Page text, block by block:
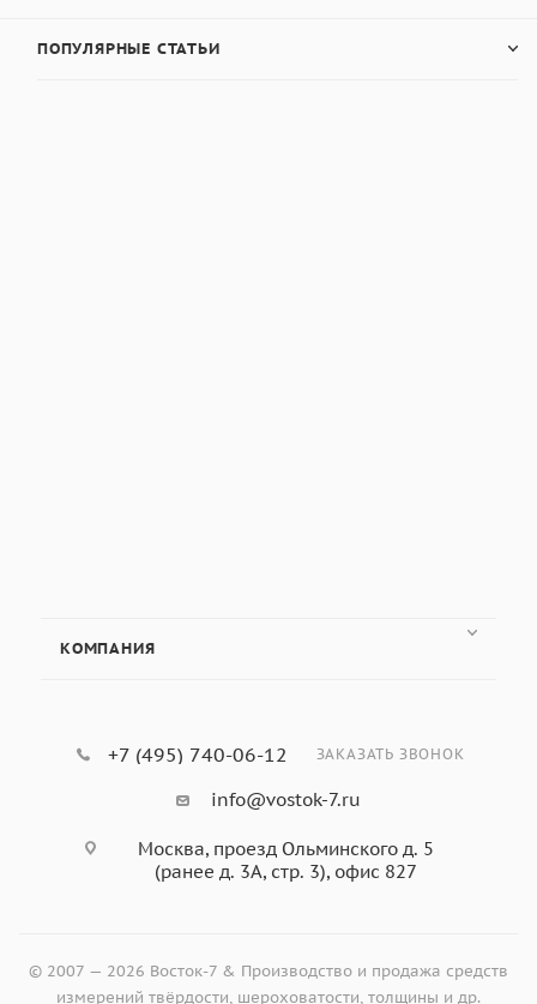
ПОПУЛЯРНЫЕ СТАТЬИ
КОМПАНИЯ
+7 (495) 740-06-12 ЗАКАЗАТЬ ЗВОНОК
info@vostok-7.ru
Москва, проезд Ольминского д. 5
(ранее д. 3А, стр. 3), офис 827
© 2007 — 2026 Восток-7 & Производство и продажа средств
измерений твёрдости, шероховатости, толщины и др.